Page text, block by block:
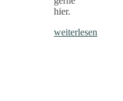
hier.
weiterlesen